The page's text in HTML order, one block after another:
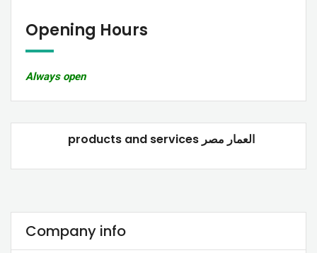
Opening Hours
Always open
products and services العمار مصر
Company info